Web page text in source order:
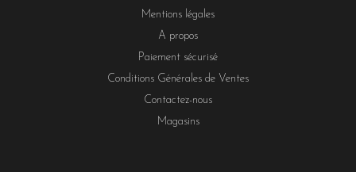
Mentions légales
A propos
Paiement sécurisé
Conditions Générales de Ventes
Contactez-nous
Magasins